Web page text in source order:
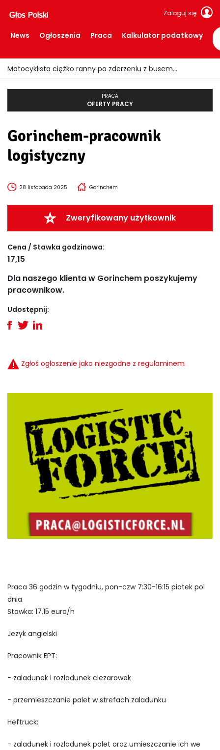
Zaloguj się
News Ogłoszenia Praca Kalkulator podatkowy
Motocyklista ciężko ranny po zderzeniu z busem
PRACA
OFERTY PRACY
Gorinchem-pracownik
logistyczny
28 listopada 2025 Gorinchem
Zweryfikowany użytkownik
Cena / Stawka godzinowa:
17,15
Dla naszego klienta w Gorinchem poszykujemy
pracownikow.
Udostępnij:
Zgłoś ogłoszenie jako niezgodne z regulaminem
Praca 36 godzin w tygodniu, pon-czw 7:30-16:15 piatek pol
dnia
Stawka: 17.15 euro/h
Jezyk angielski
Pracownik EPT:
- zaladunek i rozladunek ciezarowek
- przemieszczanie palet w strefach zaladunku
Heftruck:
- zaladunek i rozladunek palet oraz umieszczanie ich we